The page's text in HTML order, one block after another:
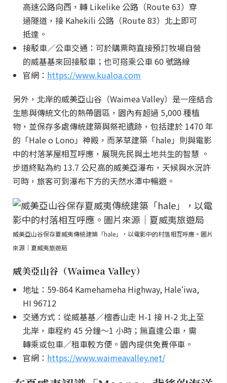
高速公路向西，轉 Likelike 公路（Route 63）穿
過隧道，接 Kahekili 公路（Route 83）北上即可
抵達。
接駁車／公車交通：可於購票時直接預訂牧場自營
的威基基來回接駁車；也可搭乘公車 60 號路線
官網： https://www.kualoa.com
另外，北岸的威美亞山谷（Waimea Valley）是一座結合
生態與傳統文化的熱帶園區，園內有超過 5,000 種植
物，並保存多處傳統建築與祭祀遺跡，包括建於 1470 年
的「Hale o Lono」神殿，而茅草建築「hale」則與電影
中的村落茅屋相互呼應，展現先民與土地共生的智慧 。
步道終點為約 13.7 公尺高的威美亞瀑布，天候與水況許
可時，旅客可到瀑布下方的天然水潭中暢遊。
威美亞山谷保存夏威夷傳統建築「hale」，以電影中的村落相互呼應。圖片
來源｜夏威夷旅遊局
威美亞山谷（Waimea Valley）
地址：59-864 Kamehameha Highway, Haleʻiwa,
HI 96712
交通方式：從威基基／檀香山走 H-1 接 H-2 北上至
北岸，車程約 45 分鐘～1 小時；無直達公車，需
轉乘或包車／租車較方便。園內提供免費停車。
官網： https://www.waimeavalley.net/